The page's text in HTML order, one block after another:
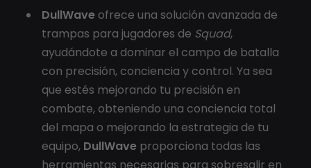
DullWave ofrece una solución avanzada de
trampas para jugadores de Squad,
ayudándote a dominar el campo de batalla
con precisión, conciencia y control. Ya sea
que estés mejorando tu precisión en
combate, obteniendo una conciencia total
del mapa o mejorando la estrategia de tu
equipo, DullWave proporciona todas las